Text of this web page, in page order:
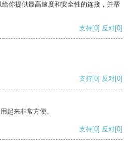
你提供最高速度和安全性的连接，并帮
支持[0] 反对[0]
支持[0] 反对[0]
起来非常方便。
支持[0] 反对[0]